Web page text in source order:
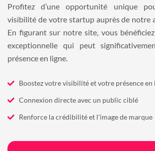
Profitez d’une opportunité unique
visibilité de votre startup auprès de notre
En figurant sur notre site, vous
exceptionnelle qui peut
présence en ligne.
Boostez votre visibilité et votre présence en
Connexion directe avec un public ciblé
Renforce la crédibilité et l'image de marque